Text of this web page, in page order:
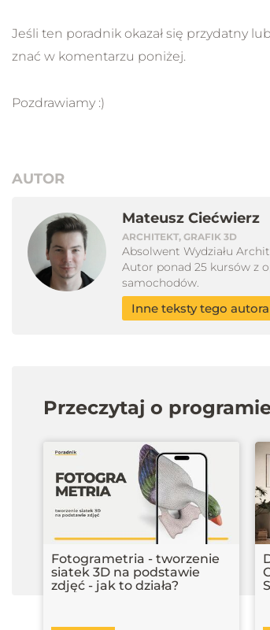
Jeśli ten poradnik okazał się przydatny
znać w komentarzu poniżej.
Pozdrawiamy :)
AUTOR
Mateusz Ciećwierz
ARCHITEKT, GRAFIK 3D
Absolwent Wydziału
Autor ponad 25 kursów z
samochodów.
Inne teksty tego autora
Przeczytaj o
Fotogrametria - tworzenie
siatek 3D na podstawie
zdjęć - jak to działa?